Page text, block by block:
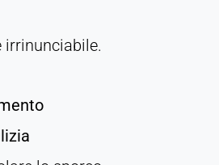
irrinunciabile.